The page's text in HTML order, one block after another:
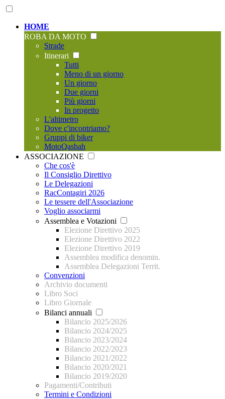
HOME
ROBA DA MOTO
Strade
Itinerari
Tutti
Meno di un giorno
Un giorno
Due giorni
Più giorni
In progetto
L'altimetro
Dove c'incontriamo?
Gruppi di biker
MotoQasbah
ASSOCIAZIONE
Che cos'è
Il Consiglio Direttivo
Le Delegazioni
RacContagiri 2026
Le tessere dell'Associazione
Voglio associarmi
Assemblea e Votazioni
Elezione Direttivo 2025
Elezione Direttivo 2022
Elezione Direttivo 2019
Assemblea modifica denomin.
Assemblea Delegazioni Territ.
Convenzioni
Archivio documenti
Libro Soci
Libro Giornale
Bilanci annuali
Bilancio 2025/2026
Bilancio 2024/2025
Bilancio 2023/2024
Bilancio 2022/2023
Bilancio 2021/2022
Bilancio 2020/2021
Bilancio 2019/2020
Pagamenti/Contributi
Termini e Condizioni